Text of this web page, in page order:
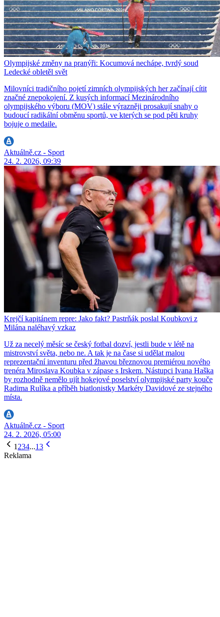
Olympijské změny na pranýři: Kocumová nechápe, tvrdý soud
Ledecké obletěl svět
Milovníci tradičního pojetí zimních olympijských her začínají cítit
značné znepokojení. Z kusých informací Mezinárodního
olympijského výboru (MOV) stále výrazněji prosakují snahy o
budoucí radikální obměnu sportů, ve kterých se pod pěti kruhy
bojuje o medaile.
Aktuálně.cz - Sport
24. 2. 2026, 09:39
Krejčí kapitánem repre: Jako fakt? Pastrňák poslal Koubkovi z
Milána naléhavý vzkaz
Už za necelý měsíc se český fotbal dozví, jestli bude v létě na
mistrovství světa, nebo ne. A tak je na čase si udělat malou
reprezentační inventuru před žhavou březnovou premiérou nového
trenéra Miroslava Koubka v zápase s Irskem. Nástupci Ivana Haška
by rozhodně nemělo ujít hokejové poselství olympijské party kouče
Radima Rulíka a příběh biatlonistky Markéty Davidové ze stejného
místa.
Aktuálně.cz - Sport
24. 2. 2026, 05:00
1 234...13
Reklama